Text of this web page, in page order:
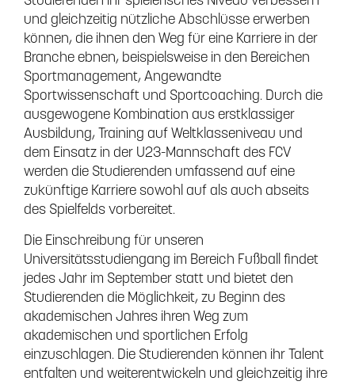
und gleichzeitig nützliche Abschlüsse erwerben
können, die ihnen den Weg für eine Karriere in der
Branche ebnen, beispielsweise in den Bereichen
Sportmanagement, Angewandte
Sportwissenschaft und Sportcoaching. Durch die
ausgewogene Kombination aus erstklassiger
Ausbildung, Training auf Weltklasseniveau und
dem Einsatz in der U23-Mannschaft des FCV
werden die Studierenden umfassend auf eine
zukünftige Karriere sowohl auf als auch abseits
des Spielfelds vorbereitet.
Die Einschreibung für unseren
Universitätsstudiengang im Bereich Fußball findet
jedes Jahr im September statt und bietet den
Studierenden die Möglichkeit, zu Beginn des
akademischen Jahres ihren Weg zum
akademischen und sportlichen Erfolg
einzuschlagen. Die Studierenden können ihr Talent
entfalten und weiterentwickeln und gleichzeitig ihre